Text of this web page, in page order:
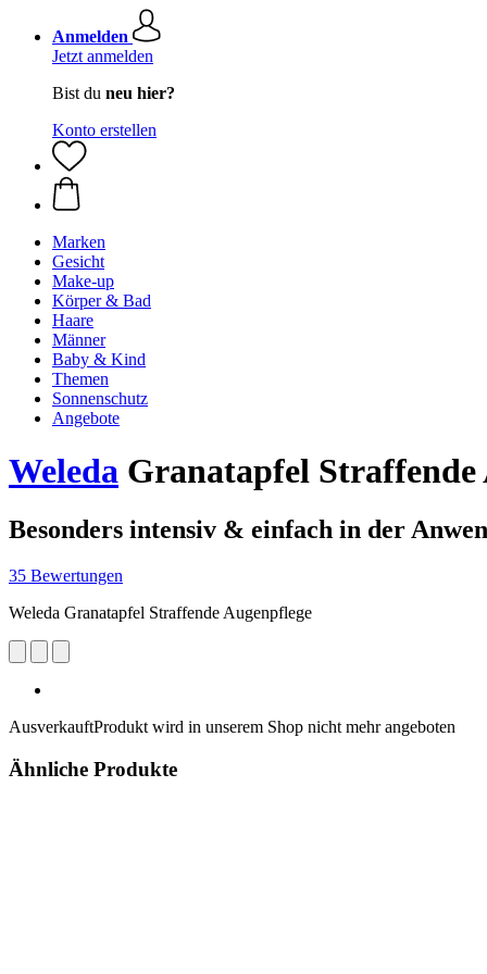
Anmelden
Jetzt anmelden
Bist du neu hier?
Konto erstellen
Marken
Gesicht
Make-up
Körper & Bad
Haare
Männer
Baby & Kind
Themen
Sonnenschutz
Angebote
Weleda Granatapfel Straffende
Besonders intensiv & einfach in der
35 Bewertungen
Weleda Granatapfel Straffende Augenpflege
AusverkauftProdukt wird in unserem Shop nicht mehr angeboten
Ähnliche Produkte